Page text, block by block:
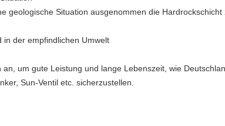
geologische Situation ausgenommen die
der empfindlichen Umwelt
um gute Leistung und lange Lebenszeit, wie
Sun-Ventil etc. sicherzustellen.